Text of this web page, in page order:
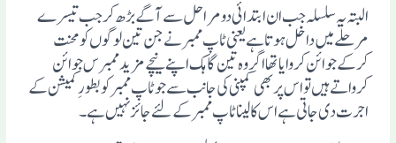
البتہ یہ سلسلہ جب ان ابتدائی دو مراحل سے آگے بڑھ کر جب تیسرے
مرحلے میں داخل ہوتا ہے یعنی ٹاپ ممبر نے جن تین لوگوں کو محنت
کرکے جوائن کروایا تھا اگر وہ تین گاہک اپنے نیچے مزید ممبرس جوائن
کرواتے ہیں تو اس پر بھی کمپنی کی جانب سے جو ٹاپ ممبر کو بطور ِ کمیشن کے
اجرت دی جاتی ہے اس کا لینا ٹاپ ممبر کے لئے جائز نہیں ہے۔